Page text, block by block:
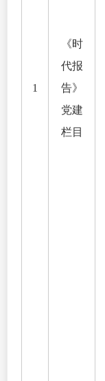
1
《时
代报
告》
党建
栏目